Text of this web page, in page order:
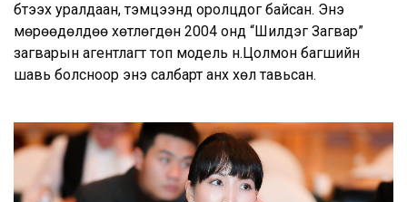
бүтээх уралдаан, тэмцээнд оролцдог байсан. Энэ
мөрөөдөлдөө хөтлөгдөн 2004 онд “Шилдэг Загвар”
загварын агентлагт топ модель н.Цолмон багшийн
шавь болсноор энэ салбарт анх хөл тавьсан.